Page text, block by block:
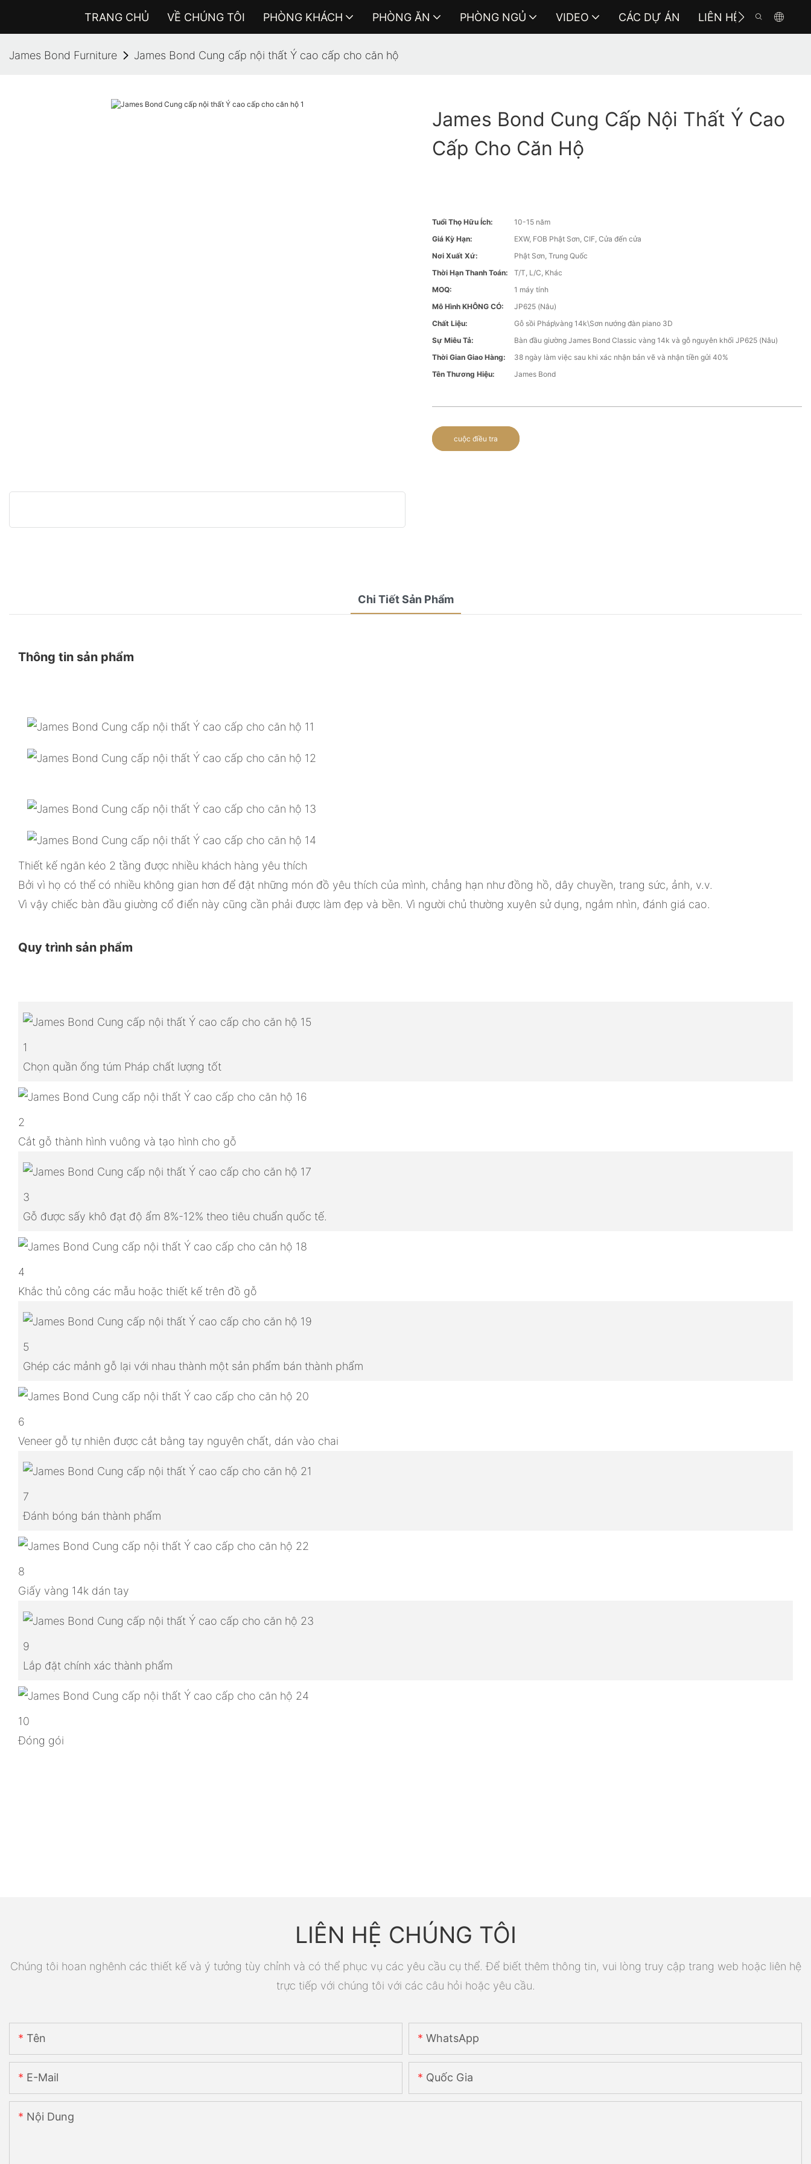
TRANG CHỦ VỀ CHÚNG TÔI PHÒNG KHÁCH PHÒNG ĂN PHÒNG NGỦ VIDEO CÁC DỰ ÁN LIÊN HỆ VỚI CHÚNG
James Bond Furniture James Bond Cung cấp nội thất Ý cao cấp cho căn hộ
James Bond Cung Cấp Nội Thất Ý Cao
Cấp Cho Căn Hộ
Tuổi Thọ Hữu Ích:
10-15 năm
Giá Kỳ Hạn:
EXW, FOB Phật Sơn, CIF, Cửa đến cửa
Nơi Xuất Xứ:
Phật Sơn, Trung Quốc
Thời Hạn Thanh Toán:
T/T, L/C, Khác
MOQ:
1 máy tính
Mô Hình KHÔNG CÓ:
JP625 (Nâu)
Chất Liệu:
Gỗ sồi Pháp\vàng 14k\Sơn nướng đàn piano 3D
Sự Miêu Tả:
Bàn đầu giường James Bond Classic vàng 14k và gỗ nguyên khối JP625 (Nâu)
Thời Gian Giao Hàng:
38 ngày làm việc sau khi xác nhận bản vẽ và nhận tiền gửi 40%
Tên Thương Hiệu:
James Bond
cuộc điều tra
Chi Tiết Sản Phẩm
Thông tin sản phẩm
Thiết kế ngăn kéo 2 tầng được nhiều khách hàng yêu thích
Bởi vì họ có thể có nhiều không gian hơn để đặt những món đồ yêu thích của mình, chẳng hạn như đồng hồ, dây chuyền, trang sức, ảnh, v.v.
Vì vậy chiếc bàn đầu giường cổ điển này cũng cần phải được làm đẹp và bền. Vì người chủ thường xuyên sử dụng, ngắm nhìn, đánh giá cao.
Quy trình sản phẩm
1
Chọn quần ống túm Pháp chất lượng tốt
2
Cắt gỗ thành hình vuông và tạo hình cho gỗ
3
Gỗ được sấy khô đạt độ ẩm 8%-12% theo tiêu chuẩn quốc tế.
4
Khắc thủ công các mẫu hoặc thiết kế trên đồ gỗ
5
Ghép các mảnh gỗ lại với nhau thành một sản phẩm bán thành phẩm
6
Veneer gỗ tự nhiên được cắt bằng tay nguyên chất, dán vào chai
7
Đánh bóng bán thành phẩm
8
Giấy vàng 14k dán tay
9
Lắp đặt chính xác thành phẩm
10
Đóng gói
LIÊN HỆ CHÚNG TÔI
Chúng tôi hoan nghênh các thiết kế và ý tưởng tùy chỉnh và có thể phục vụ các yêu cầu cụ thể. Để biết thêm thông tin, vui lòng truy cập trang web hoặc liên hệ
trực tiếp với chúng tôi với các câu hỏi hoặc yêu cầu.
Tên WhatsApp
E-Mail Quốc Gia
Nội Dung